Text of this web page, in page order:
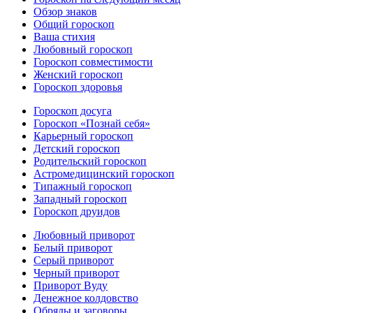
Обзор знаков
Общий гороскоп
Ваша стихия
Любовный гороскоп
Гороскоп совместимости
Женский гороскоп
Гороскоп здоровья
Гороскоп досуга
Гороскоп «Познай себя»
Карьерный гороскоп
Детский гороскоп
Родительский гороскоп
Астромедицинский гороскоп
Типажный гороскоп
Западный гороскоп
Гороскоп друидов
Любовный приворот
Белый приворот
Серый приворот
Черный приворот
Приворот Вуду
Денежное колдовство
Обряды и заговоры